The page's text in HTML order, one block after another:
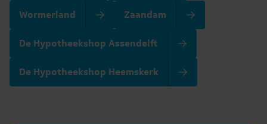
Wormerland Zaandam
De Hypotheekshop Assendelft
De Hypotheekshop Heemskerk